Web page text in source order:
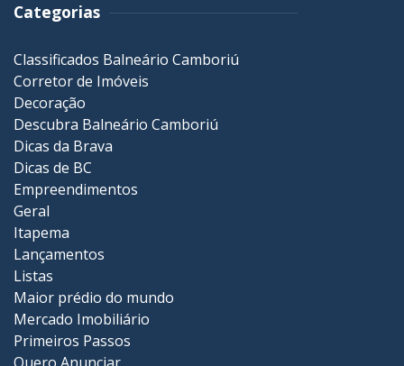
Categorias
Classificados Balneário Camboriú
Corretor de Imóveis
Decoração
Descubra Balneário Camboriú
Dicas da Brava
Dicas de BC
Empreendimentos
Geral
Itapema
Lançamentos
Listas
Maior prédio do mundo
Mercado Imobiliário
Primeiros Passos